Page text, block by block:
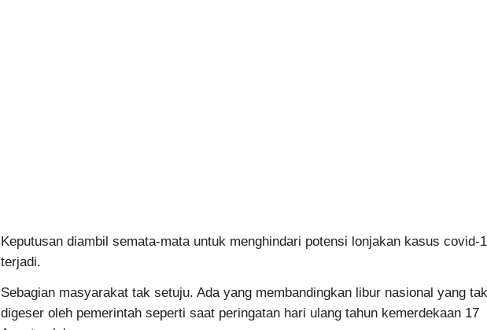
Keputusan diambil semata-mata untuk menghindari potensi lonjakan kasus covid-
terjadi.
Sebagian masyarakat tak setuju. Ada yang membandingkan libur nasional yang tak
digeser oleh pemerintah seperti saat peringatan hari ulang tahun kemerdekaan 17